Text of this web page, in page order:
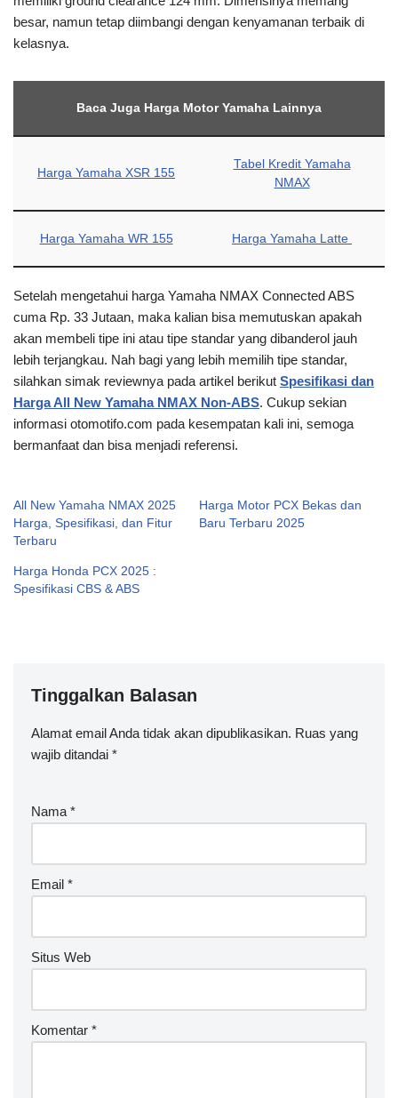
besar, namun tetap diimbangi dengan kenyamanan terbaik di
kelasnya.
Baca Juga Harga Motor Yamaha Lainnya
Harga Yamaha XSR 155
Tabel Kredit Yamaha
NMAX
Harga Yamaha WR 155 Harga Yamaha Latte
Setelah mengetahui harga Yamaha NMAX Connected ABS
cuma Rp. 33 Jutaan, maka kalian bisa memutuskan apakah
akan membeli tipe ini atau tipe standar yang dibanderol jauh
lebih terjangkau. Nah bagi yang lebih memilih tipe standar,
silahkan simak reviewnya pada artikel berikut Spesifikasi dan
Harga All New Yamaha NMAX Non-ABS. Cukup sekian
informasi otomotifo.com pada kesempatan kali ini, semoga
bermanfaat dan bisa menjadi referensi.
All New Yamaha NMAX 2025
Harga, Spesifikasi, dan Fitur
Terbaru
Harga Motor PCX Bekas dan
Baru Terbaru 2025
Harga Honda PCX 2025 :
Spesifikasi CBS & ABS
Tinggalkan Balasan
Alamat email Anda tidak akan dipublikasikan. Ruas yang
wajib ditandai *
Nama *
Email *
Situs Web
Komentar *
A
lt
n
ti
v